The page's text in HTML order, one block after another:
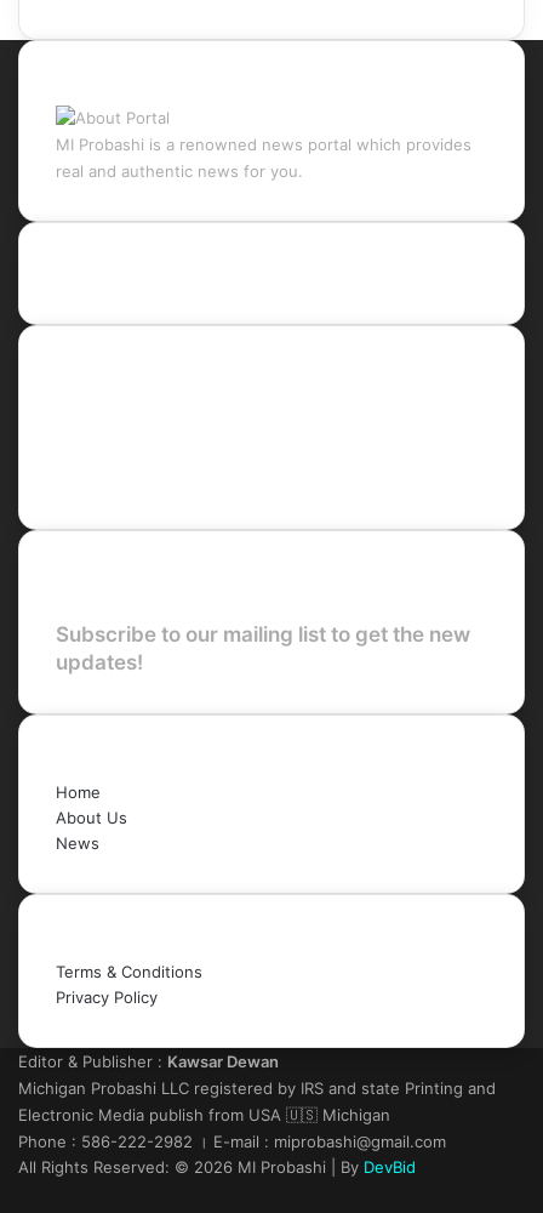
MI Probashi is a renowned news portal which provides
real and authentic news for you.
Subscribe to our mailing list to get the new
updates!
Home
About Us
News
Terms & Conditions
Privacy Policy
Editor & Publisher : Kawsar Dewan
Michigan Probashi LLC registered by IRS and state Printing and
Electronic Media publish from USA 🇺🇸 Michigan
Phone : 586-222-2982 । E-mail : miprobashi@gmail.com
All Rights Reserved: © 2026 MI Probashi | By DevBid